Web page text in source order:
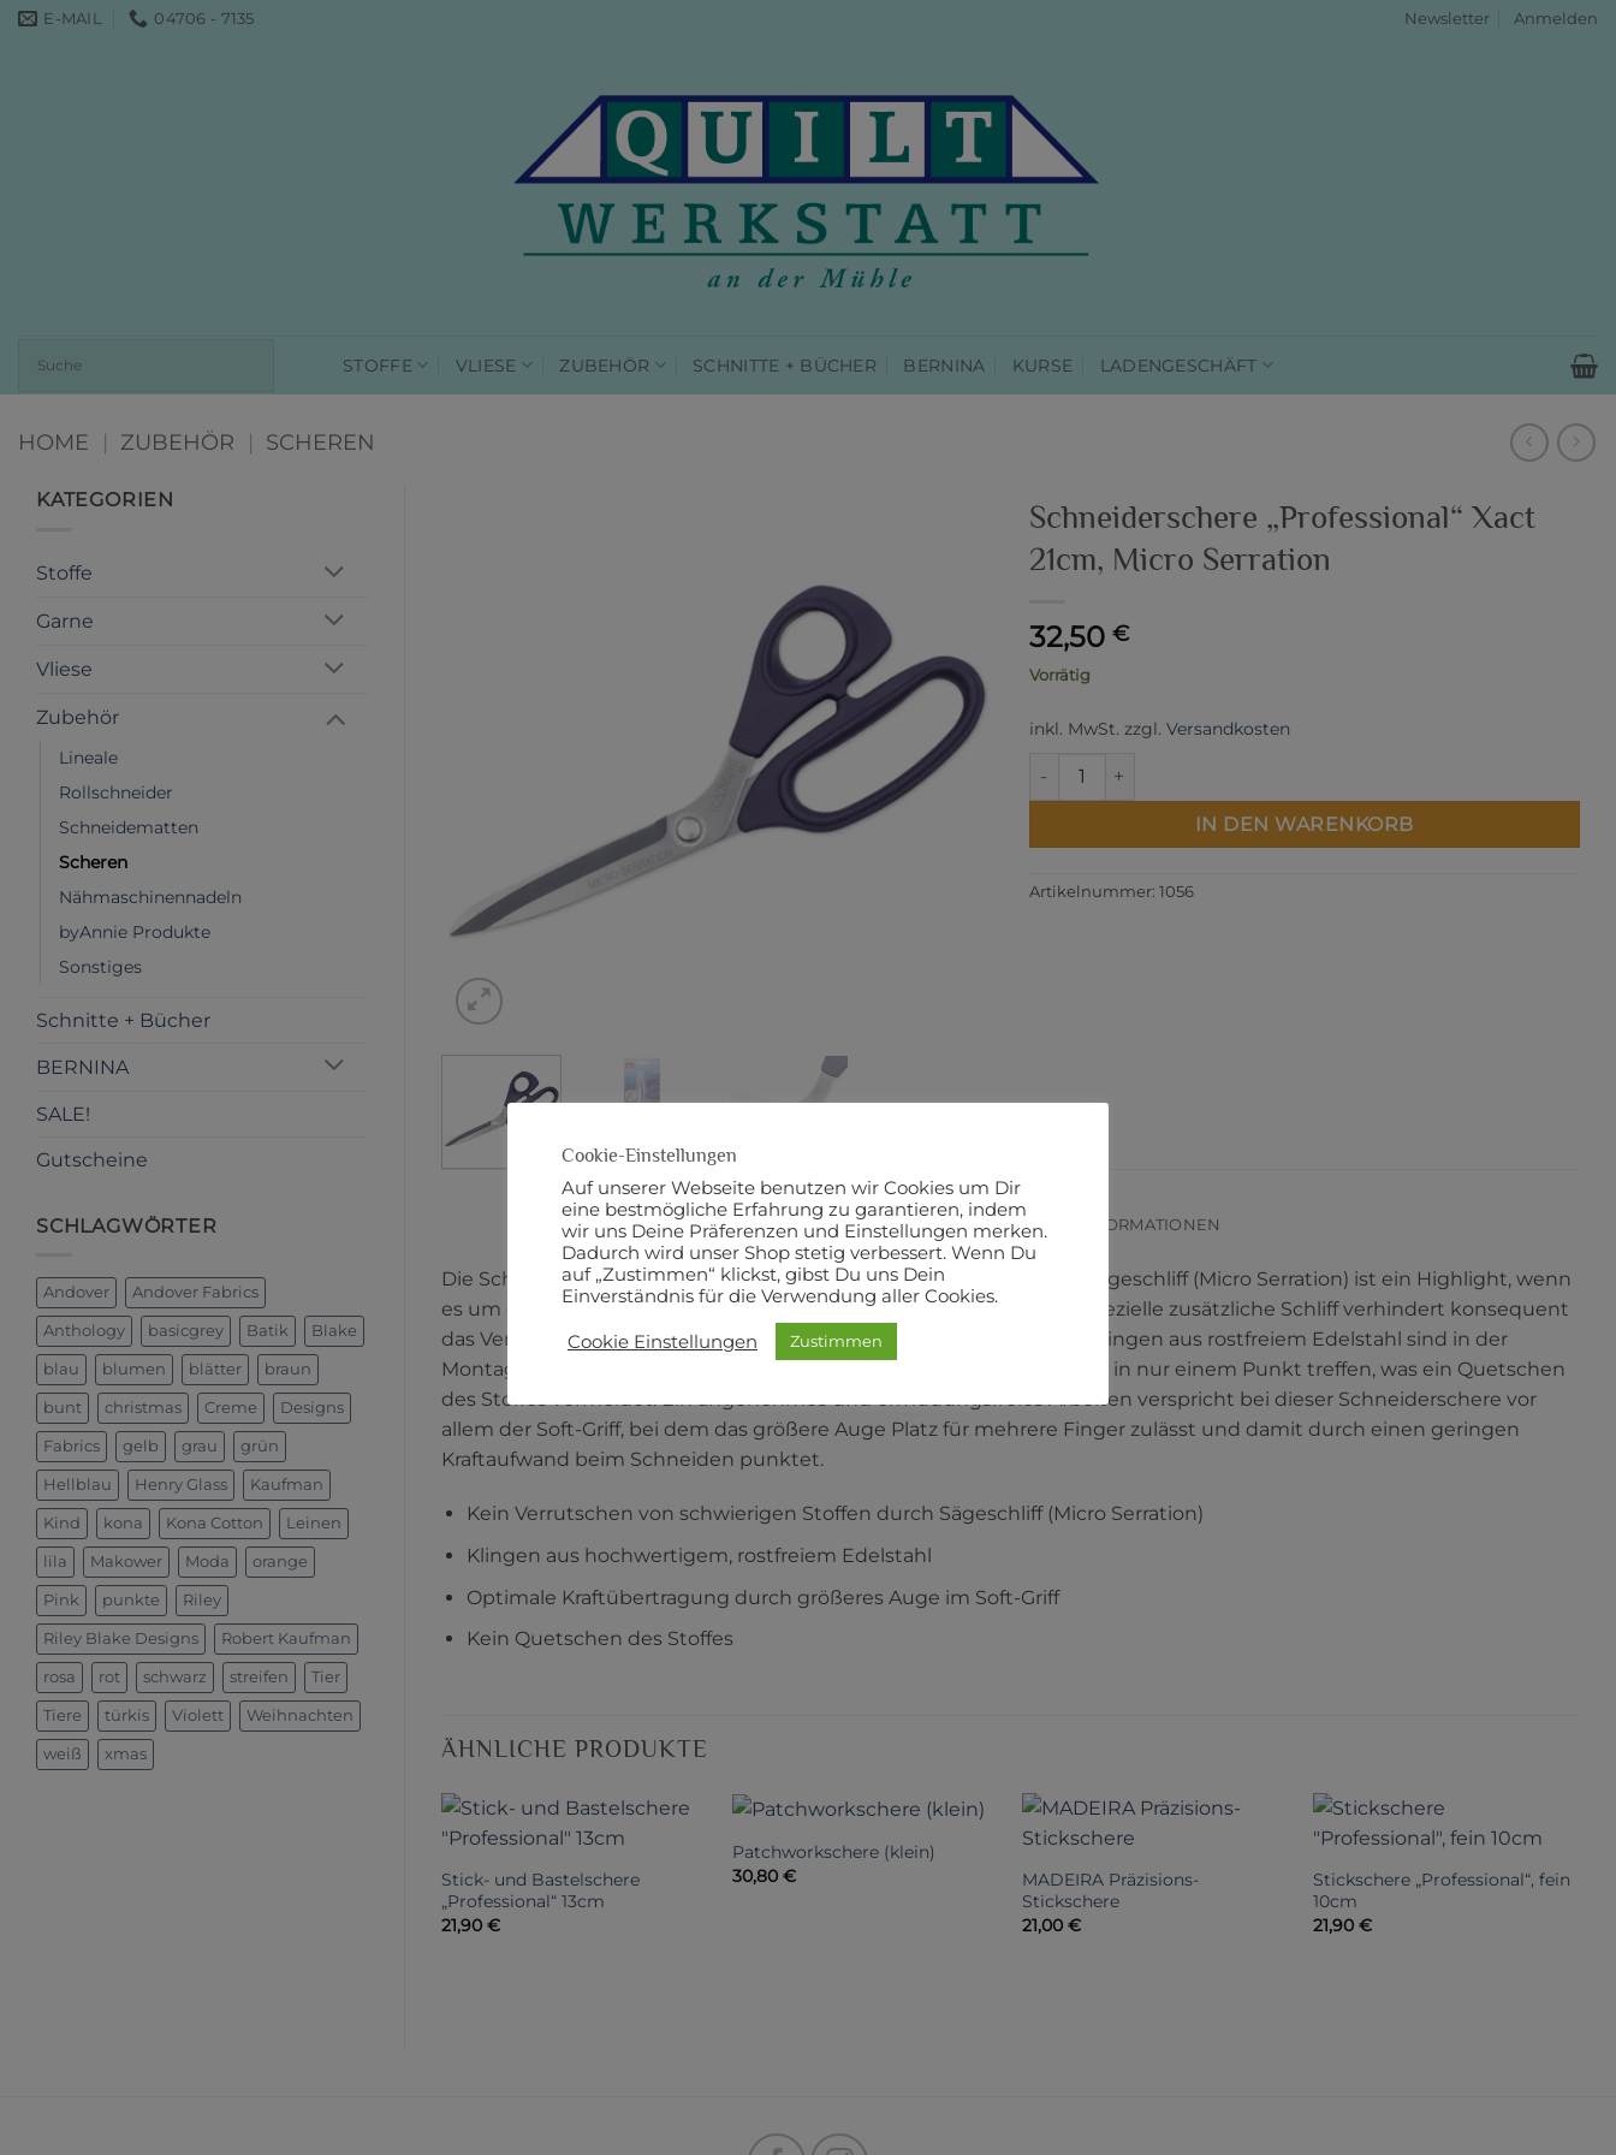
Zum E-MAIL 04706 - 7135 Newsletter Anmelden
STOFFE VLIESE ZUBEHÖR SCHNITTE + BÜCHER BERNINA KURSE LADENGESCHÄFT
HOME | ZUBEHÖR | SCHEREN
KATEGORIEN
Stoffe
Garne
Vliese
Zubehör
Lineale
Rollschneider
Schneidematten
Scheren
Nähmaschinennadeln
byAnnie Produkte
Sonstiges
Schnitte + Bücher
BERNINA
SALE!
Gutscheine
SCHLAGWÖRTER
Andover Andover Fabrics
Anthology basicgrey Batik Blake
blau blumen blätter braun
bunt christmas Creme Designs
Fabrics gelb grau grün
Hellblau Henry Glass Kaufman
Kind kona Kona Cotton Leinen
lila Makower Moda orange
Pink punkte Riley
Riley Blake Designs Robert Kaufman
rosa rot schwarz streifen Tier
Tiere türkis Violett Weihnachten
weiß xmas
Schneiderschere „Professional“ Xact
21cm, Micro Serration
32,50 €
Vorrätig
inkl. MwSt. zzgl. Versandkosten
Schneiderschere "Professional" Xact 21cm, Micro Serration Menge
IN DEN WARENKORB
Artikelnummer: 1056
BESCHREIBUNG ZUSÄTZLICHE INFORMATIONEN
Die Schneiderschere „Professional“ von KAI mit dem sogenannten Sägeschliff (Micro Serration) ist ein Highlight, wenn
es um den Zuschnitt von z. B. Seide oder Kunstfasern geht. Dieser spezielle zusätzliche Schliff verhindert konsequent
das Verrutschen von schwierigen Stoffen. Die präzise geschliffenen Klingen aus rostfreiem Edelstahl sind in der
Montage so abgestimmt, dass sich die Scherenblätter der Nähschere in nur einem Punkt treffen, was ein Quetschen
des Stoffes vermeidet. Ein angenehmes und ermüdungsfreies Arbeiten verspricht bei dieser Schneiderschere vor
allem der Soft-Griff, bei dem das größere Auge Platz für mehrere Finger zulässt und damit durch einen geringen
Kraftaufwand beim Schneiden punktet.
Kein Verrutschen von schwierigen Stoffen durch Sägeschliff (Micro Serration)
Klingen aus hochwertigem, rostfreiem Edelstahl
Optimale Kraftübertragung durch größeres Auge im Soft-Griff
Kein Quetschen des Stoffes
ÄHNLICHE PRODUKTE
Stick- und Bastelschere
„Professional“ 13cm
21,90 €
Patchworkschere (klein)
30,80 €
MADEIRA Präzisions-
Stickschere
21,00€
Stickschere „Professional“, fein
10cm
21,90€
Cookie-Einstellungen
Auf unserer Webseite benutzen wir Cookies um Dir
eine bestmögliche Erfahrung zu garantieren, indem
wir uns Deine Präferenzen und Einstellungen merken.
Dadurch wird unser Shop stetig verbessert. Wenn Du
auf „Zustimmen“ klickst, gibst Du uns Dein
Einverständnis für die Verwendung aller Cookies.
Cookie Einstellungen Zustimmen